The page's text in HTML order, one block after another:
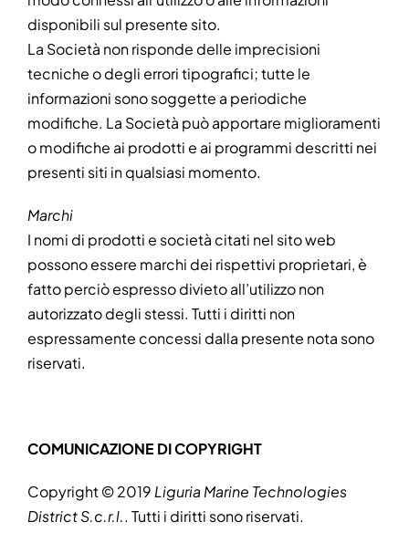
disponibili sul presente sito.
La Società non risponde delle imprecisioni
tecniche o degli errori tipografici; tutte le
informazioni sono soggette a periodiche
modifiche. La Società può apportare miglioramenti
o modifiche ai prodotti e ai programmi descritti nei
presenti siti in qualsiasi momento.
Marchi
I nomi di prodotti e società citati nel sito web
possono essere marchi dei rispettivi proprietari, è
fatto perciò espresso divieto all’utilizzo non
autorizzato degli stessi. Tutti i diritti non
espressamente concessi dalla presente nota sono
riservati.
COMUNICAZIONE DI COPYRIGHT
Copyright © 2019 Liguria Marine Technologies
District S.c.r.l.. Tutti i diritti sono riservati.